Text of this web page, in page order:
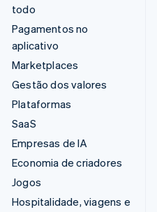
todo
Pagamentos no
aplicativo
Marketplaces
Gestão dos valores
Plataformas
SaaS
Empresas de IA
Economia de criadores
Jogos
Hospitalidade, viagens e